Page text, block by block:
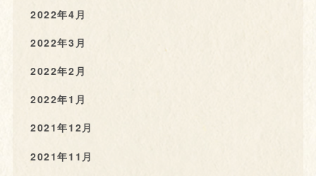
2022年4月
2022年3月
2022年2月
2022年1月
2021年12月
2021年11月